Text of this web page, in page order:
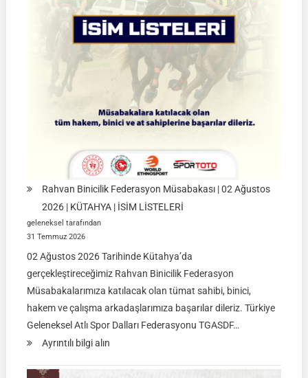
|
08-
09
2026
İSTANBUL
Rahvan Binicilik Federasyon Müsabakası | 02 Ağustos
2026 | KÜTAHYA | İSİM LİSTELERİ
geleneksel tarafından
31 Temmuz 2026
02 Ağustos 2026 Tarihinde Kütahya’da
gerçekleştireceğimiz Rahvan Binicilik Federasyon
Müsabakalarımıza katılacak olan tümat sahibi, binici,
hakem ve çalışma arkadaşlarımıza başarılar dileriz. Türkiye
Geleneksel Atlı Spor Dalları Federasyonu TGASDF…
Ayrıntılı bilgi alın: